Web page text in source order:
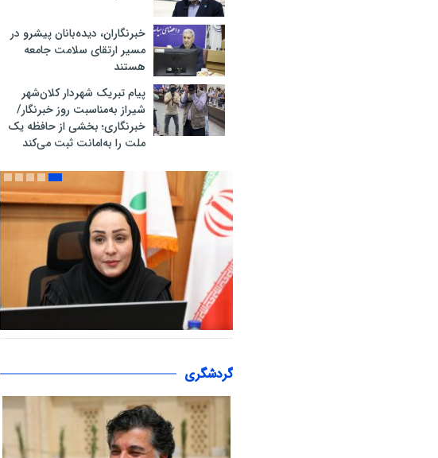
خبرنگاران، دیده‌بانان پیشرو در
مسیر ارتقای سلامت جامعه
هستند
پیام تبریک شهردار کلان‌شهر
شیراز به‌مناسبت روز خبرنگار/
خبرنگاری؛ بخشی از حافظه یک
ملت را به‌امانت ثبت می‌کند
«سپاس» در میانرود شیراز طنین‌انداز شد/
گردشگری